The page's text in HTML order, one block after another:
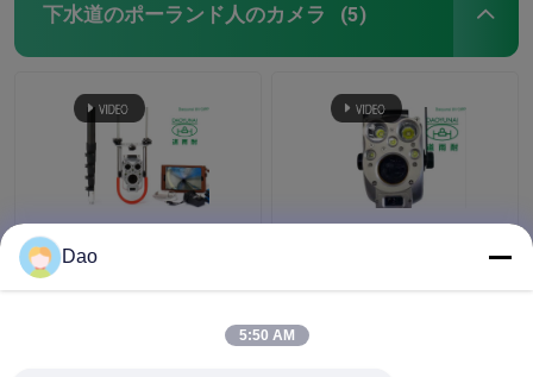
下水道のポーランド人のカメラ (5)
下水道の検査システム
D16sの無線電信のため
望遠鏡のマンホールの
体の下水道の豪雨によ
る雨水の排水
Dao
5:50 AM